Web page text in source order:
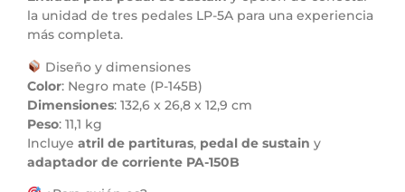
la unidad de tres pedales LP-5A para una experiencia
más completa.
Diseño y dimensiones
Color: Negro mate (P-145B)
Dimensiones: 132,6 x 26,8 x 12,9 cm
Peso: 11,1 kg
Incluye atril de partituras, pedal de sustain y
adaptador de corriente PA-150B